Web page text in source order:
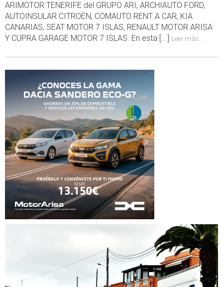
ARIMOTOR TENERIFE del GRUPO ARI, ARCHIAUTO FORD,
AUTOINSULAR CITROËN, COMAUTO RENT A CAR, KIA
CANARIAS, SEAT MOTOR 7 ISLAS, RENAULT MOTOR ARISA
Y CUPRA GARAGE MOTOR 7 ISLAS. En esta [...] Leer más...